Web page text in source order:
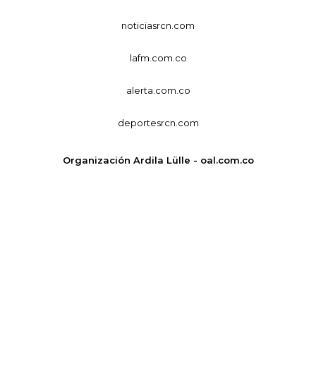
noticiasrcn.com
lafm.com.co
alerta.com.co
deportesrcn.com
Organización Ardila Lülle - oal.com.co